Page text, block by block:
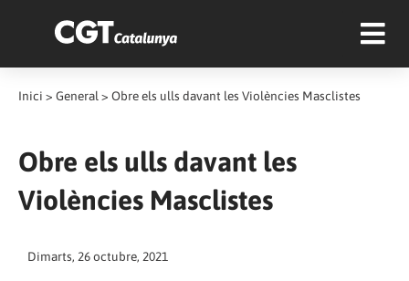
Inici > General > Obre els ulls davant les Violències Masclistes
Obre els ulls davant les
Violències Masclistes
Dimarts, 26 octubre, 2021